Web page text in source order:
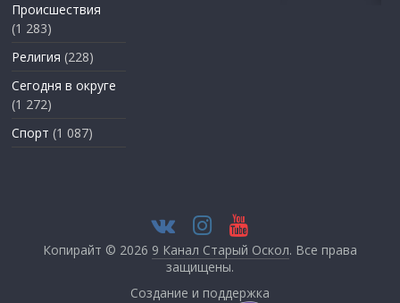
Происшествия
(1 283)
Религия (228)
Сегодня в округе
(1 272)
Спорт (1 087)
Копирайт © 2026 9 Канал Старый Оскол. Все права
защищены.
Создание и поддержка